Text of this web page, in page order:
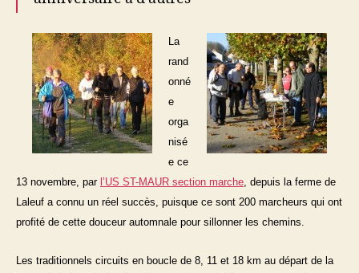
La
rand
onné
e
orga
nisé
e ce
13 novembre, par l’US ST-MAUR section marche, depuis la ferme de
Laleuf a connu un réel succès, puisque ce sont 200 marcheurs qui ont
profité de cette douceur automnale pour sillonner les chemins.
Les traditionnels circuits en boucle de 8, 11 et 18 km au départ de la